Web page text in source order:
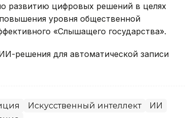
развитию цифровых решений в целях
уровня общественной
«Слышащего государства».
решения для автоматической записи
Искусственный интеллект
ИИ